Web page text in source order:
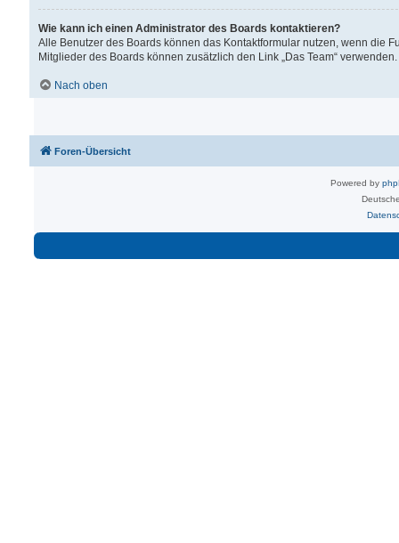
Wie kann ich einen Administrator des Boards kontaktieren?
Alle Benutzer des Boards können das Kontaktformular nutzen, wenn die
Mitglieder des Boards können zusätzlich den Link „Das Team“ verwenden.
Nach oben
Foren-Übersicht
Powered by